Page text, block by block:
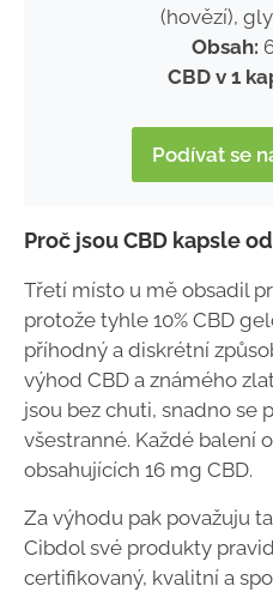
(hovězí),
Obsah:
CBD v 1
Podívat se
Proč jsou CBD kapsle
Třetí místo u mě obsadil
protože tyhle 10% CBD
příhodný a diskrétní
výhod CBD a známého
jsou bez chuti, snadno se
všestranné. Každé balení
obsahujících 16 mg CBD.
Za výhodu pak považuju
Cibdol své produkty
certifikovaný, kvalitní a